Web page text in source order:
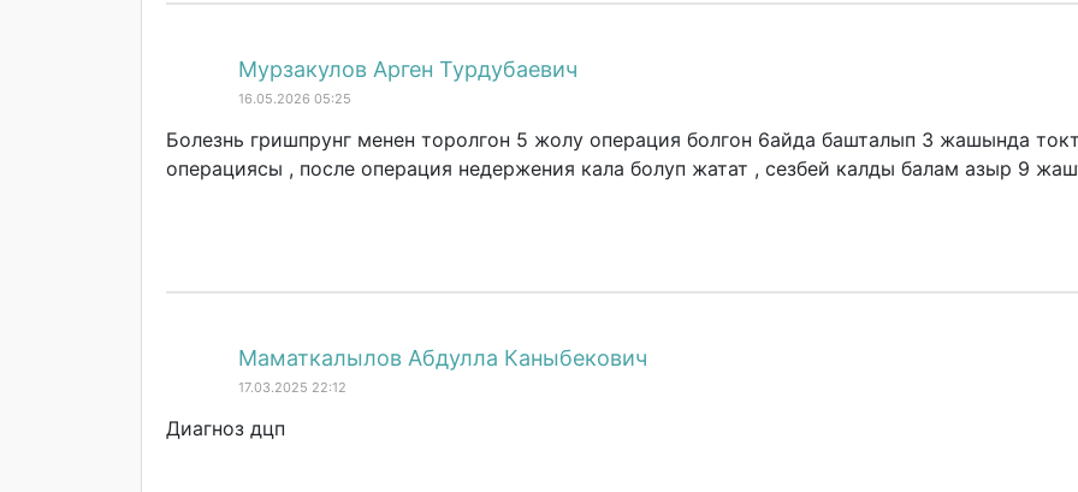
Мурзакулов Арген Турдубаевич
16.05.2026 05:25
Болезнь гришпрунг менен торолгон 5 жолу операция болгон 6айда башталып 3 жашында
операциясы , после операция недержения кала болуп жатат , сезбей калды балам азыр 9
Маматкалылов Абдулла Каныбекович
17.03.2025 22:12
Диагноз дцп